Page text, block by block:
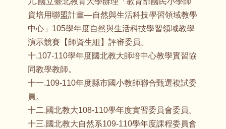
資培用聯盟計畫—自然與生活科技學習領域教學
中心」105學年度自然與生活科技學習領域教學
演示競賽【師資生組】評審委員。
十.107-110學年度國北教大師培中心教學實習協
同教學教師。
十一.109-110年度縣市國小教師聯合甄選複試委
員。
十二.國北教大108-110學年度實習委員會委員。
十三.國北教大自然系109-110學年度課程委員會